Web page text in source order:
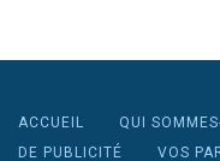
ACCUEIL QUI
DE PUBLICITÉ
VOS